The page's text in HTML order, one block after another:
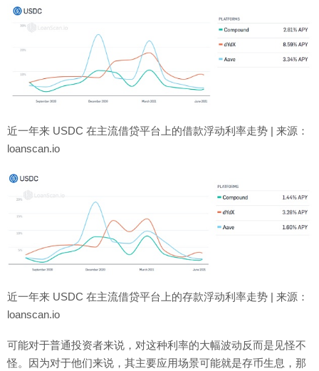
近一年来 USDC 在主流借贷平台上的借款浮动利率走势 | 来源：
loanscan.io
近一年来 USDC 在主流借贷平台上的存款浮动利率走势 | 来源：
loanscan.io
可能对于普通投资者来说，对这种利率的大幅波动反而是见怪不
怪。因为对于他们来说，其主要应用场景可能就是存币生息，那